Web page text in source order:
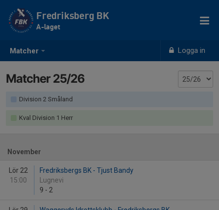
Matcher Logga in
Fredriksberg BK
A-laget
Matcher 25/26
Division 2 Småland
Kval Division 1 Herr
November
Lör 22
15:00
Fredriksbergs BK - Tjust Bandy
Lugnevi
9 - 2